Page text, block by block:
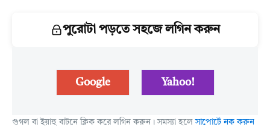
পুরোটা পড়তে সহজে লগিন করুন
Google Yahoo!
গুগল বা ইয়াহু বাটনে ক্লিক করে লগিন করুন। সমস্যা হলেসাপোর্টে নক করুন